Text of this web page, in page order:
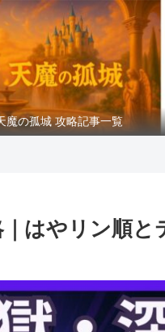
魔の孤城 攻略記事一覧
はやリン順